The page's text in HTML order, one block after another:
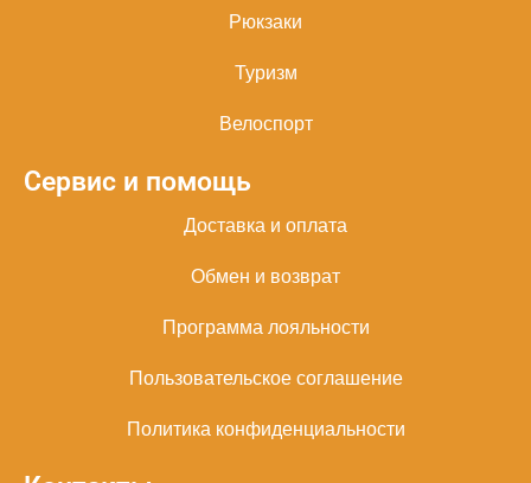
Рюкзаки
Туризм
Велоспорт
Сервис и помощь
Доставка и оплата
Обмен и возврат
Программа лояльности
Пользовательское соглашение
Политика конфиденциальности